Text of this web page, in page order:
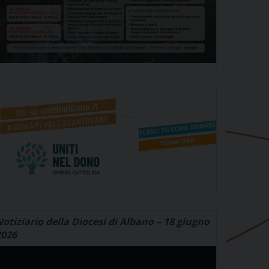
della Diocesi di Albano – 18 giugno